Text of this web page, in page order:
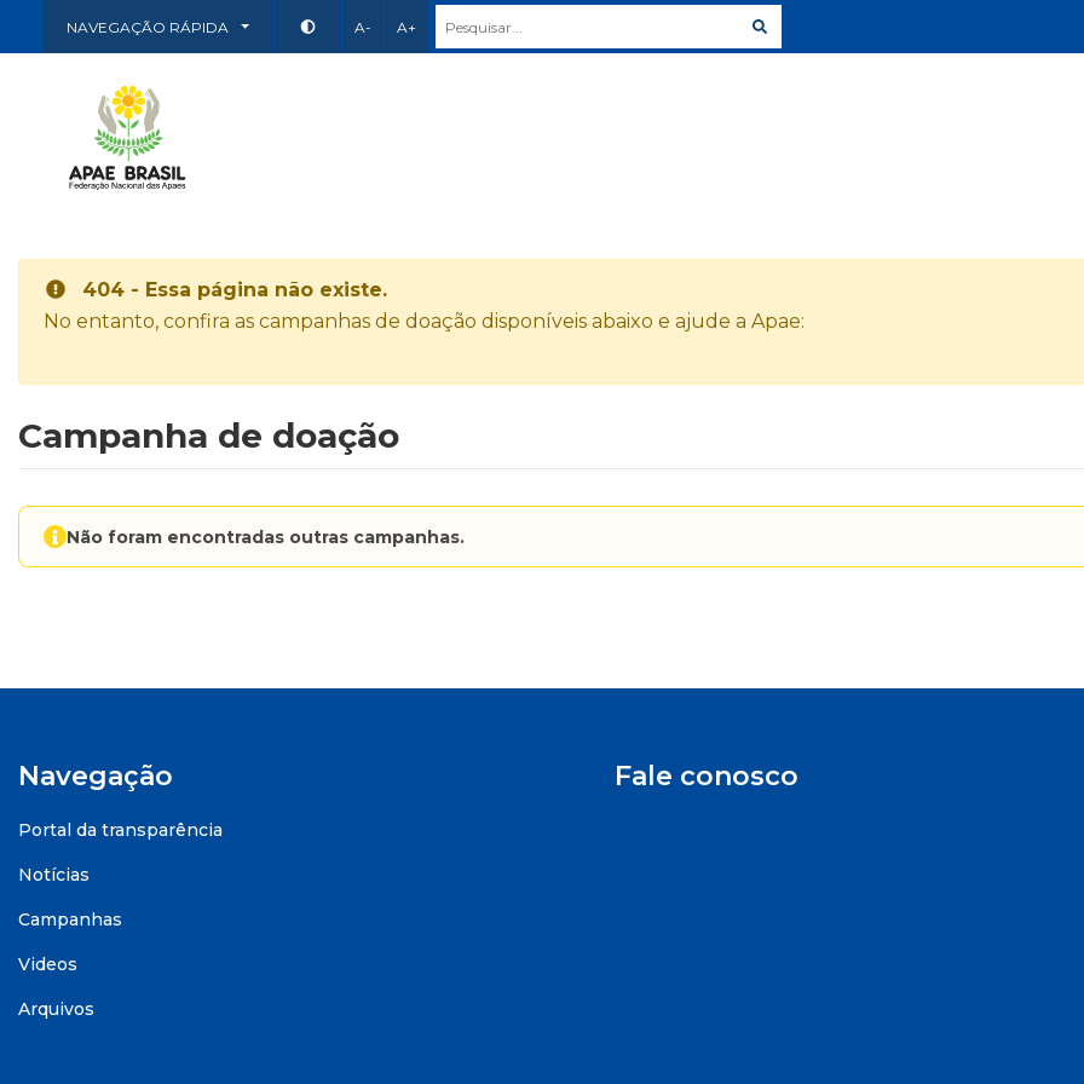
NAVEGAÇÃO RÁPIDA A- A+
404 - Essa página não existe.
No entanto, confira as campanhas de doação disponíveis abaixo e ajude a Apae:
Campanha de doação
Não foram encontradas outras campanhas.
Navegação
Portal da transparência
Notícias
Campanhas
Videos
Arquivos
Fale conosco